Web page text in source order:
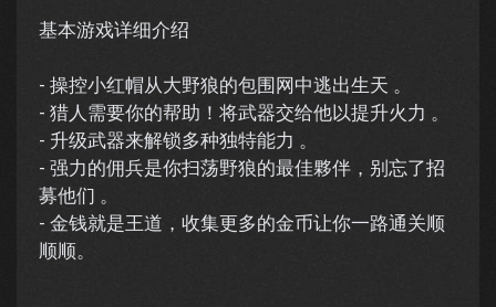
基本游戏详细介绍
- 操控小红帽从大野狼的包围网中逃出生天 。
- 猎人需要你的帮助！将武器交给他以提升火力 。
- 升级武器来解锁多种独特能力 。
- 强力的佣兵是你扫荡野狼的最佳夥伴，别忘了招
募他们 。
- 金钱就是王道，收集更多的金币让你一路通关顺
顺顺。